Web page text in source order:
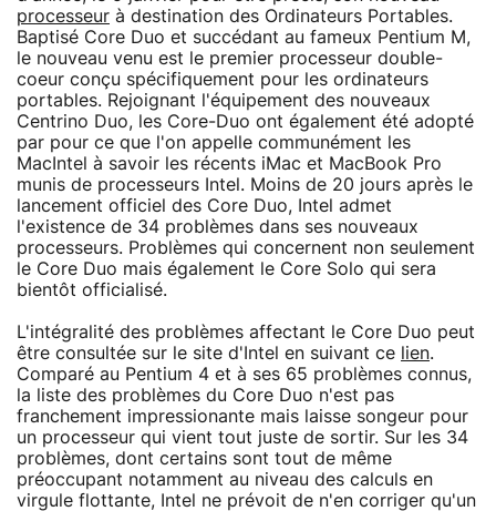
processeur à destination des Ordinateurs Portables.
Baptisé Core Duo et succédant au fameux Pentium M,
le nouveau venu est le premier processeur double-
coeur conçu spécifiquement pour les ordinateurs
portables. Rejoignant l'équipement des nouveaux
Centrino Duo, les Core-Duo ont également été adopté
par pour ce que l'on appelle communément les
MacIntel à savoir les récents iMac et MacBook Pro
munis de processeurs Intel. Moins de 20 jours après le
lancement officiel des Core Duo, Intel admet
l'existence de 34 problèmes dans ses nouveaux
processeurs. Problèmes qui concernent non seulement
le Core Duo mais également le Core Solo qui sera
bientôt officialisé.
L'intégralité des problèmes affectant le Core Duo peut
être consultée sur le site d'Intel en suivant ce
lien.
Comparé au Pentium 4 et à ses 65 problèmes connus,
la liste des problèmes du Core Duo n'est pas
franchement impressionante mais laisse songeur pour
un processeur qui vient tout juste de sortir. Sur les 34
problèmes, dont certains sont tout de même
préoccupant notamment au niveau des calculs en
virgule flottante, Intel ne prévoit de n'en corriger qu'un